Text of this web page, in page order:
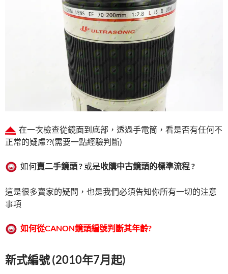
在一次檢查從鏡面到底部，透過手電筒，看是否有任何不
正常的疑慮??(需要一點經驗判斷)
如何賣二手鏡頭 ? 或是收購中古鏡頭的標準流程 ?
這是很多賣家的疑問，也是我們必須告知你所有一切的注意
事項
如何從CANON鏡頭編號判斷其年齡?
新式編號 (2010年7月起)